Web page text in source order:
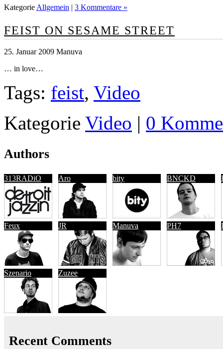
Kategorie Allgemein | 3 Kommentare »
FEIST ON SESAME STREET
25. Januar 2009 Manuva
… in love…
Tags: feist, Video
Kategorie Video | 0
Authors
313RADiO Aro bity BNCKD
Feux JR Manuva PH7
Szenario Zuzee
Recent Comments